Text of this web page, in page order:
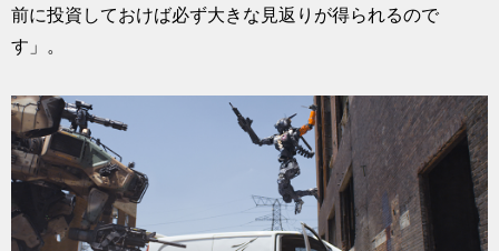
前に投資しておけば必ず大きな見返りが得られるので
す」。